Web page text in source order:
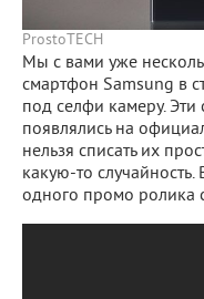
ProstoTECH
Мы с вами уже
смартфон Samsung в
под селфи камеру. Эти
появлялись на
нельзя списать их
какую-то
одного промо ролика